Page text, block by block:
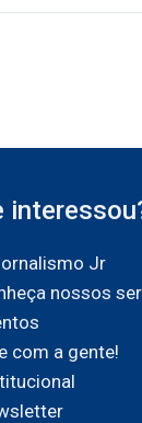
Jr
nossos
com a gente!